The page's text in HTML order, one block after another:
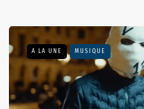
A LA UNE MUSIQUE